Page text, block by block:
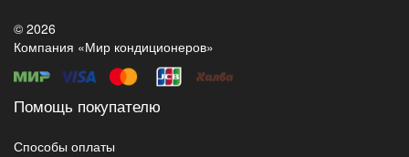
© 2026
Компания «Мир кондиционеров»
Помощь покупателю
Способы оплаты